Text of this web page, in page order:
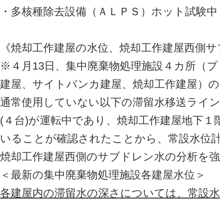
・多核種除去設備（ＡＬＰＳ）ホット試験中
《焼却工作建屋の水位、焼却工作建屋西側
※４月13日、集中廃棄物処理施設４カ所（
建屋、サイトバンカ建屋、焼却工作建屋）
通常使用していない以下の滞留水移送ライ
(４台)が運転中であり、焼却工作建屋地下
いることが確認されたことから、常設水位
焼却工作建屋西側のサブドレン水の分析を
＜最新の集中廃棄物処理施設各建屋水位＞
各建屋内の滞留水の深さについては、常設